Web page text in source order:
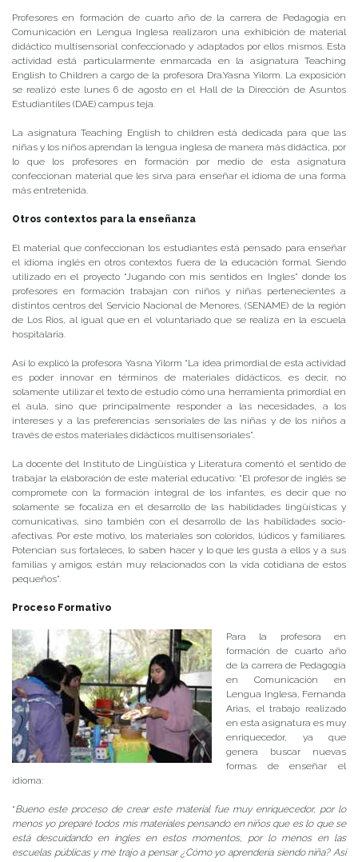
Profesores en formación de cuarto año de la carrera de Pedagogía en
Comunicación en Lengua Inglesa realizaron una exhibición de material
didáctico multisensorial confeccionado y adaptados por ellos mismos. Esta
actividad está particularmente enmarcada en la asignatura Teaching
English to Children a cargo de la profesora Dra.Yasna Yilorm. La exposición
se realizó este lunes 6 de agosto en el Hall de la Dirección de Asuntos
Estudiantiles (DAE) campus teja.
La asignatura Teaching English to children está dedicada para que las
niñas y los niños aprendan la lengua inglesa de manera más didáctica, por
lo que los profesores en formación por medio de esta asignatura
confeccionan material que les sirva para enseñar el idioma de una forma
más entretenida.
Otros contextos para la enseñanza
El material que confeccionan los estudiantes está pensado para enseñar
el idioma inglés en otros contextos fuera de la educación formal. Siendo
utilizado en el proyecto “Jugando con mis sentidos en Ingles” donde los
profesores en formación trabajan con niños y niñas pertenecientes a
distintos centros del Servicio Nacional de Menores, (SENAME) de la región
de Los Ríos, al igual que en el voluntariado que se realiza en la escuela
hospitalaria.
Así lo explicó la profesora Yasna Yilorm “La idea primordial de esta actividad
es poder innovar en términos de materiales didácticos, es decir, no
solamente utilizar el texto de estudio cómo una herramienta primordial en
el aula, sino que principalmente responder a las necesidades, a los
intereses y a las preferencias sensoriales de las niñas y de los niños a
través de estos materiales didácticos multisensoriales”.
La docente del Instituto de Lingüística y Literatura comentó el sentido de
trabajar la elaboración de este material educativo: “El profesor de inglés se
compromete con la formación integral de los infantes, es decir que no
solamente se focaliza en el desarrollo de las habilidades lingüísticas y
comunicativas, sino también con el desarrollo de las habilidades socio-
afectivas. Por este motivo, los materiales son coloridos, lúdicos y familiares.
Potencian sus fortaleces, lo saben hacer y lo que les gusta a ellos y a sus
familias y amigos; están muy relacionados con la vida cotidiana de estos
pequeños”.
Proceso Formativo
Para la profesora en
formación de cuarto año
de la carrera de Pedagogía
en Comunicación en
Lengua Inglesa, Fernanda
Arias, el trabajo realizado
en esta asignatura es muy
enriquecedor, ya que
genera buscar nuevas
formas de enseñar el
idioma:
“Bueno este proceso de crear este material fue muy enriquecedor, por lo
menos yo preparé todos mis materiales pensando en niños que es lo que se
está descuidando en ingles en estos momentos, por lo menos en las
escuelas públicas y me trajo a pensar ¿Cómo yo aprendería siendo niña? Así